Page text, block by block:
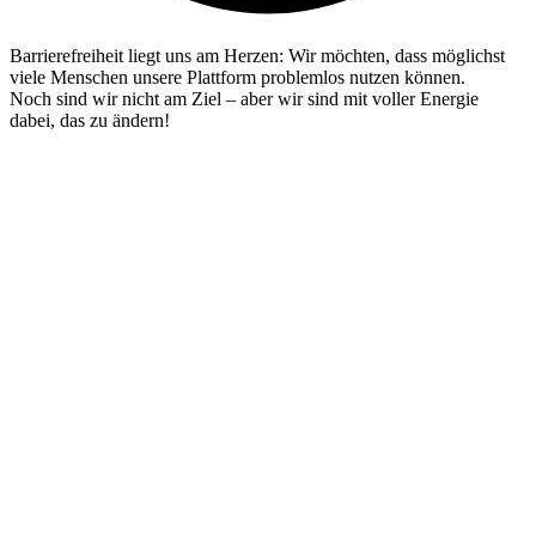
Barrierefreiheit liegt uns am Herzen: Wir möchten, dass möglichst
viele Menschen unsere Plattform problemlos nutzen können.
Noch sind wir nicht am Ziel – aber wir sind mit voller Energie
dabei, das zu ändern!